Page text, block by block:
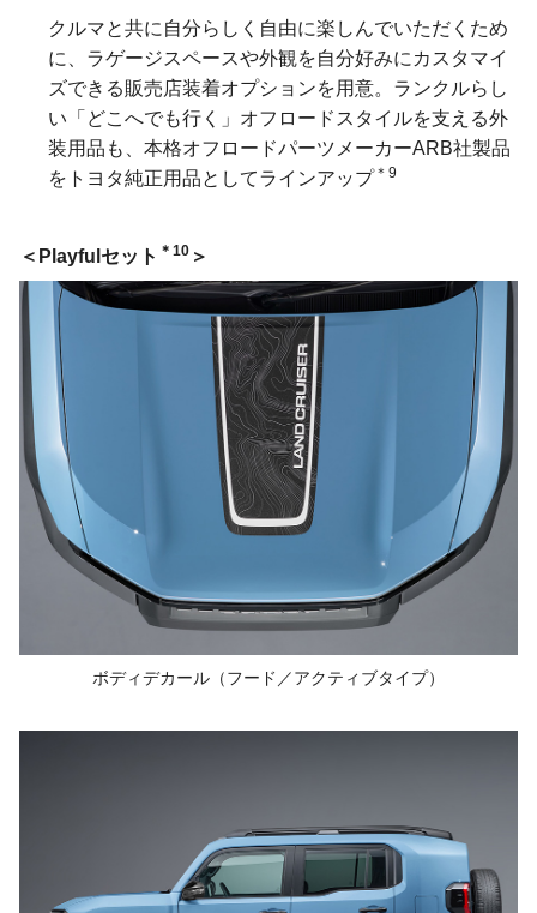
クルマと共に自分らしく自由に楽しんでいただくため
に、ラゲージスペースや外観を自分好みにカスタマイ
ズできる販売店装着オプションを用意。ランクルらし
い「どこへでも行く」オフロードスタイルを支える外
装用品も、本格オフロードパーツメーカーARB社製品
をトヨタ純正用品としてラインアップ＊9
Playfulセット ＊10
ボディデカール （フード／アクティブタイプ）